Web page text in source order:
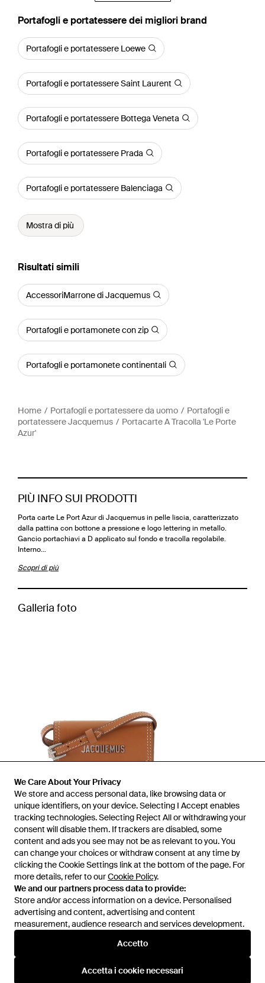
We Care About Your Privacy
We store and access personal data, like browsing data or
unique identifiers, on your device. Selecting I Accept enables
tracking technologies. Selecting Reject All or withdrawing your
consent will disable them. If trackers are disabled, some
content and ads you see may not be as relevant to you. You
can change your choices or withdraw consent at any time by
clicking the Cookie Settings link at the bottom of the page. For
more details, refer to ourCookie Policy.
We and our partners process data to provide:
Store and/or access information on a device. Personalised
advertising and content, advertising and content
measurement, audience research and services development.
Accetto
Accetta i cookie necessari
‪Portafogli e portatessere‬ dei migliori brand
Portafogli e portatessere Loewe
Portafogli e portatessere Saint Laurent
Portafogli e portatessere Bottega Veneta
Portafogli e portatessere Prada
Portafogli e portatessere Balenciaga
Mostra di più
Risultati simili
AccessoriMarrone di Jacquemus
Portafogli e portamonete con zip
Portafogli e portamonete continentali
Home Portafogli e portatessere da uomo
Portafogli e
portatessere Jacquemus
Portacarte A Tracolla 'Le Porte
Azur'
PIÙ INFO SUI PRODOTTI
Porta carte Le Port Azur di Jacquemus in pelle liscia, caratterizzato
dalla pattina con bottone a pressione e logo lettering in metallo.
Gancio portachiavi a D applicato sul fondo e tracolla regolabile.
Interno…
Scopri di più
Galleria foto
Prima disponibile presso:Balardi